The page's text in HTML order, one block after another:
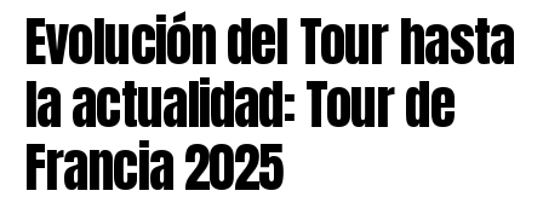
Evolución del Tour hasta
la actualidad: Tour de
Francia 2025